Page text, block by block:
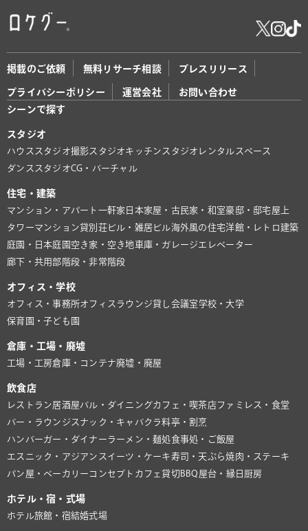
掲載のご依頼 無料リサーチ相談 プレスリリース
プライバシーポリシー 運営会社
お問い合わせ
シーンで探す
スタジオ
ハウススタジオ撮影スタジオキッチンスタジオ レンタルスペース
ダンススタジオCG・バーチャル
住宅・建築
マンション・アパート 一軒家 日本家屋・古民家・和室豪邸・邸宅屋上
タワーマンション貸別荘ビル・雑居ビル海外風の住宅洋館・レトロ建築
庭園・日本庭園 空き家・空き地 車庫・ガレージ エレベーター
廊下・共用部 階段・非常階段
オフィス・学校
オフィス・事務所オフィスラウンジ貸し会議室学校・大学
保育園・子ども園
倉庫・工場・廃墟
工場・工房倉庫・コンテナ廃墟・廃屋
飲食店
レストラン居酒屋バル・ダイニングカフェ・喫茶店ファミレス・食堂
バー・ラウンジ スナック・キャバクラ料亭・割烹
ハンバーガー・ダイナーラーメン・麺処食事処・ご飯屋
エスニック・アジアン スイーツ・ケーキ寿司・天ぷら焼肉・ステーキ
パン屋・ベーカリー コンセプトカフェ貸切BBQ 屋台・縁日 厨房
ホテル・宿・式場
ホテル旅館・宿結婚式場